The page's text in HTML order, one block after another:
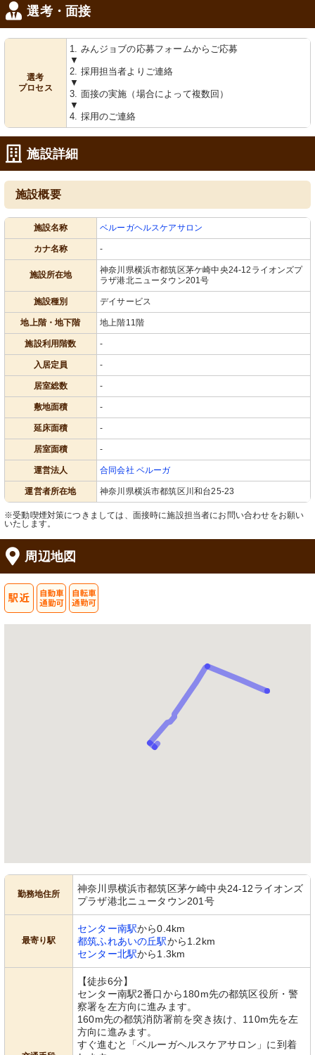
選考・面接
選考
プロセス
1. みんジョブの応募フォームからご応募
▼
2. 採用担当者よりご連絡
▼
3. 面接の実施（場合によって複数回）
▼
4. 採用のご連絡
施設詳細
施設概要
施設名称 ベルーガヘルスケアサロン
カナ名称 -
施設所在地
神奈川県横浜市都筑区茅ケ崎中央24-12ライオンズプ
ラザ港北ニュータウン201号
施設種別 デイサービス
地上階・地下階 地上階11階
施設利用階数 -
入居定員 -
居室総数 -
敷地面積 -
延床面積 -
居室面積 -
運営法人 合同会社 ベルーガ
運営者所在地 神奈川県横浜市都筑区川和台25-23
※受動喫煙対策につきましては、面接時に施設担当者にお問い合わせをお願い
いたします。
周辺地図
勤務地住所
神奈川県横浜市都筑区茅ケ崎中央24-12ライオンズ
プラザ港北ニュータウン201号
最寄り駅
センター南駅から0.4km
都筑ふれあいの丘駅から1.2km
センター北駅から1.3km
【徒歩6分】
センター南駅2番口から180m先の都筑区役所・警
察署を左方向に進みます。
160m先の都筑消防署前を突き抜け、110m先を左
方向に進みます。
すぐ進むと「ベルーガヘルスケアサロン」に到着